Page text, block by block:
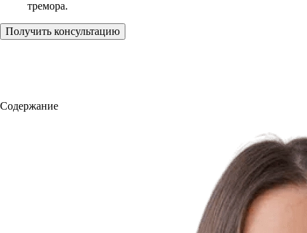
тремора.
Получить консультацию
Содержание